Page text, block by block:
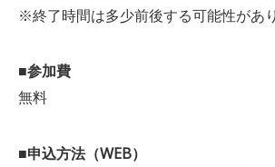
※終了時間は多少前後する可能性があり
■参加費
無料
■申込方法（WEB）